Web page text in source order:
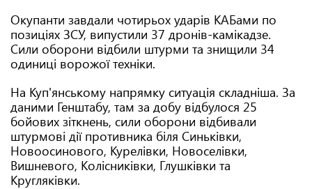
Окупанти завдали чотирьох ударів КАБами по
позиціях ЗСУ, випустили 37 дронів-камікадзе.
Сили оборони відбили штурми та знищили 34
одиниці ворожої техніки.
На Куп'янському напрямку ситуація складніша. За
даними Генштабу, там за добу відбулося 25
бойових зіткнень, сили оборони відбивали
штурмові дії противника біля Синьківки,
Новоосинового, Курелівки, Новоселівки,
Вишневого, Колісниківки, Глушківки та
Кругляківки.